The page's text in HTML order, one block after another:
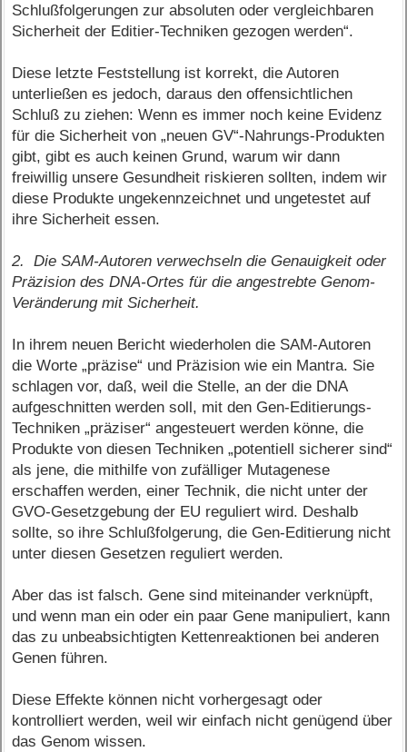
Schlußfolgerungen zur absoluten oder vergleichbaren
Sicherheit der Editier-Techniken gezogen werden“.
Diese letzte Feststellung ist korrekt, die Autoren
unterließen es jedoch, daraus den offensichtlichen
Schluß zu ziehen: Wenn es immer noch keine Evidenz
für die Sicherheit von „neuen GV“-Nahrungs-Produkten
gibt, gibt es auch keinen Grund, warum wir dann
freiwillig unsere Gesundheit riskieren sollten, indem wir
diese Produkte ungekennzeichnet und ungetestet auf
ihre Sicherheit essen.
2. Die SAM-Autoren verwechseln die Genauigkeit oder
Präzision des DNA-Ortes für die angestrebte Genom-
Veränderung mit Sicherheit.
In ihrem neuen Bericht wiederholen die SAM-Autoren
die Worte „präzise“ und Präzision wie ein Mantra. Sie
schlagen vor, daß, weil die Stelle, an der die DNA
aufgeschnitten werden soll, mit den Gen-Editierungs-
Techniken „präziser“ angesteuert werden könne, die
Produkte von diesen Techniken „potentiell sicherer sind“
als jene, die mithilfe von zufälliger Mutagenese
erschaffen werden, einer Technik, die nicht unter der
GVO-Gesetzgebung der EU reguliert wird. Deshalb
sollte, so ihre Schlußfolgerung, die Gen-Editierung nicht
unter diesen Gesetzen reguliert werden.
Aber das ist falsch. Gene sind miteinander verknüpft,
und wenn man ein oder ein paar Gene manipuliert, kann
das zu unbeabsichtigten Kettenreaktionen bei anderen
Genen führen.
Diese Effekte können nicht vorhergesagt oder
kontrolliert werden, weil wir einfach nicht genügend über
das Genom wissen.